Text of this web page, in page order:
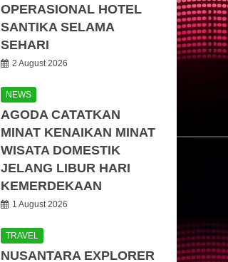
OPERASIONAL HOTEL
SANTIKA SELAMA
SEHARI
2 August 2026
NEWS
AGODA CATATKAN
MINAT KENAIKAN MINAT
WISATA DOMESTIK
JELANG LIBUR HARI
KEMERDEKAAN
1 August 2026
TRAVEL
NUSANTARA EXPLORER